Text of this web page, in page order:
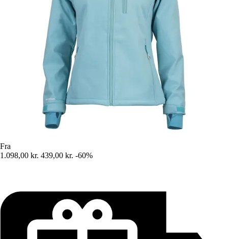
Fra
1.098,00 kr. 439,00 kr. -60%